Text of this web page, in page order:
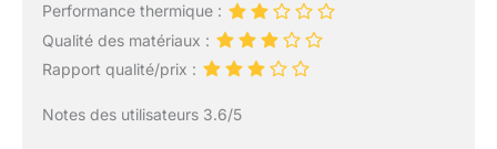
Performance thermique :
Qualité des matériaux :
Rapport qualité/prix :
Notes des utilisateurs 3.6/5